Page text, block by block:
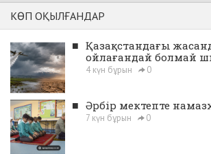
КӨП ОҚЫЛҒАНДАР
■ Қазақстандағы
ойлағандай болмай
4 күн бұрын 0
■ Әрбір мектепте
7 күн бұрын 0